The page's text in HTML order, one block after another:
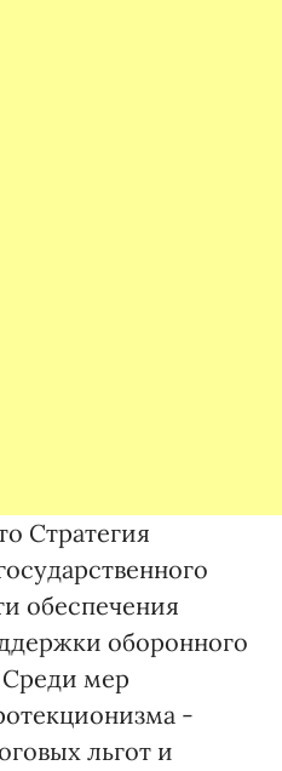
Стратегия
обеспечения
оборонного
мер
-
льгот и